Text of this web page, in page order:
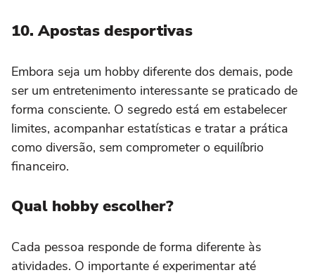
10. Apostas desportivas
Embora seja um hobby diferente dos demais, pode
ser um entretenimento interessante se praticado de
forma consciente. O segredo está em estabelecer
limites, acompanhar estatísticas e tratar a prática
como diversão, sem comprometer o equilíbrio
financeiro.
Qual hobby escolher?
Cada pessoa responde de forma diferente às
atividades. O importante é experimentar até